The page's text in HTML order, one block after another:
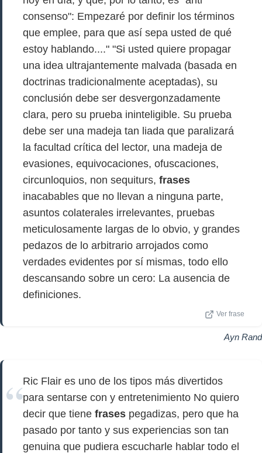
consenso": Empezaré por definir los términos
que emplee, para que así sepa usted de qué
estoy hablando...." "Si usted quiere propagar
una idea ultrajantemente malvada (basada en
doctrinas tradicionalmente aceptadas), su
conclusión debe ser desvergonzadamente
clara, pero su prueba ininteligible. Su prueba
debe ser una madeja tan liada que paralizará
la facultad crítica del lector, una madeja de
evasiones, equivocaciones, ofuscaciones,
circunloquios, non sequiturs, frases
inacabables que no llevan a ninguna parte,
asuntos colaterales irrelevantes, pruebas
meticulosamente largas de lo obvio, y grandes
pedazos de lo arbitrario arrojados como
verdades evidentes por sí mismas, todo ello
descansando sobre un cero: La ausencia de
definiciones.
Ver frase
Ayn Rand
Ric Flair es uno de los tipos más divertidos
para sentarse con y entretenimiento No quiero
decir que tiene frases pegadizas, pero que ha
pasado por tanto y sus experiencias son tan
genuina que pudiera escucharle hablar todo el